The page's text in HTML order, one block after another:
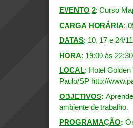
EVENTO 2: Curso
CARGA HORÁRIA:
DATAS: 10, 17 e 24/
HORA: 19:00 às
LOCAL: Hotel
Paulo/SP http://
OBJETIVOS:
ambiente de trabalho.
PROGRAMAÇÃO: